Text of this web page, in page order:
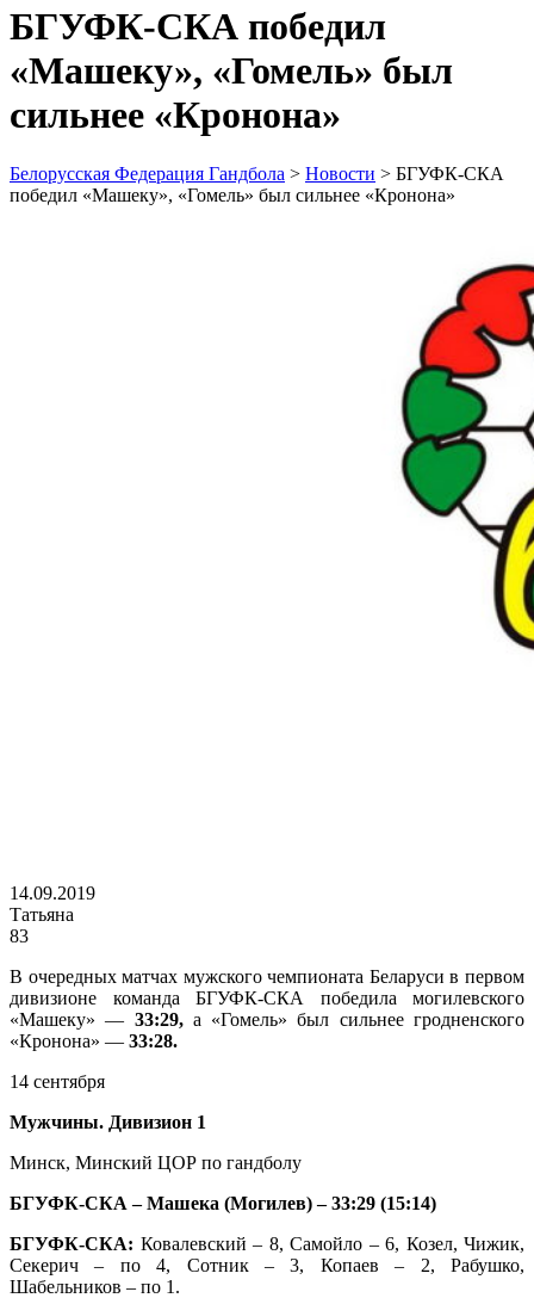
БГУФК-СКА победил
«Машеку», «Гомель» был
сильнее «Кронона»
Белорусская Федерация Гандбола > Новости > БГУФК-СКА
победил «Машеку», «Гомель» был сильнее «Кронона»
14.09.2019
Татьяна
83
В очередных матчах мужского чемпионата Беларуси в первом
дивизионе команда БГУФК-СКА победила могилевского
«Машеку» — 33:29,а «Гомель» был сильнее гродненского
«Кронона» — 33:28.
14 сентября
Мужчины. Дивизион 1
Минск, Минский ЦОР по гандболу
БГУФК-СКА – Машека (Могилев) – 33:29 (15:14)
БГУФК-СКА: Ковалевский – 8, Самойло – 6, Козел, Чижик,
Секерич – по 4, Сотник – 3, Копаев – 2, Рабушко,
Шабельников – по 1.